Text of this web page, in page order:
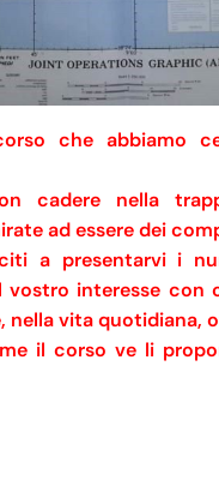
che abbiamo
cadere nella
ad essere dei
a presentarvi i
vostro interesse con
nella vita quotidiana,
il corso ve li